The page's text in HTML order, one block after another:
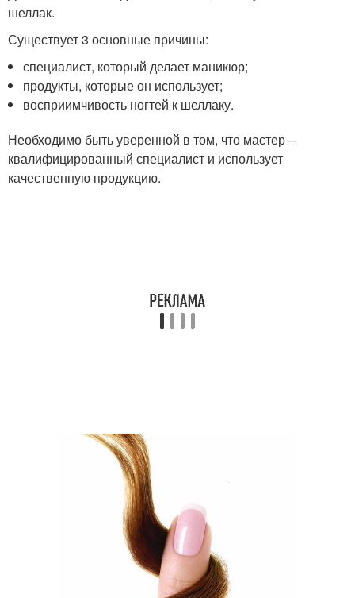
шеллак.
Существует 3 основные причины:
специалист, который делает маникюр;
продукты, которые он использует;
восприимчивость ногтей к шеллаку.
Необходимо быть уверенной в том, что мастер –
квалифицированный специалист и использует
качественную продукцию.